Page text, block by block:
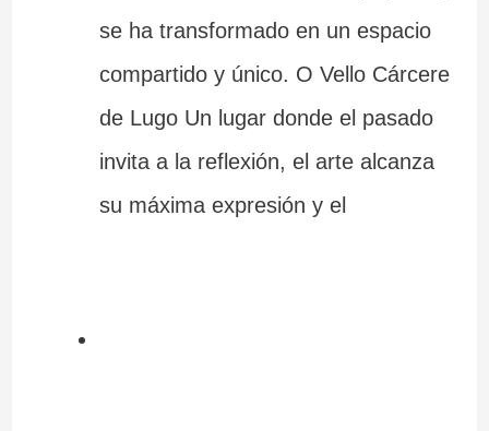
se ha transformado en un espacio
compartido y único. O Vello Cárcere
de Lugo Un lugar donde el pasado
invita a la reflexión, el arte alcanza
su máxima expresión y el